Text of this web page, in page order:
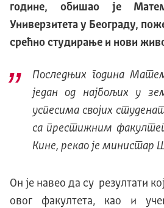
године, обишао је
Универзитета у Београду,
срећно студирање и нови
Последњих година
један од најбољих у
успесима својих
са престижним
Kине, рекао је министар
Он је навео да су резултати
овог факултета, као и